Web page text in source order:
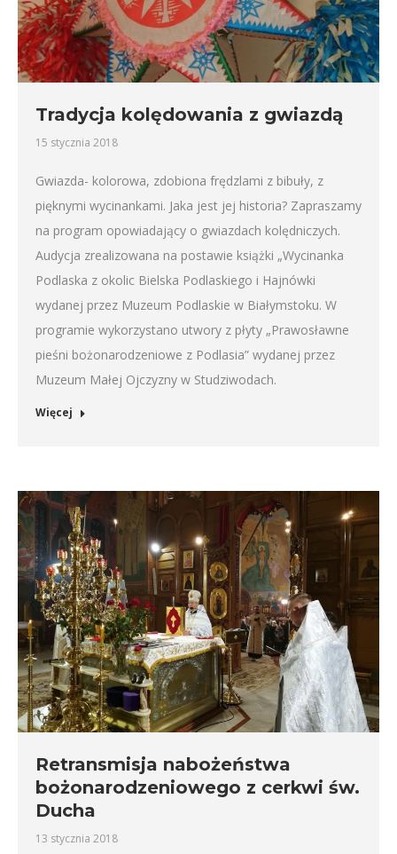
Tradycja kolędowania z gwiazdą
15 stycznia 2018
Gwiazda- kolorowa, zdobiona frędzlami z bibuły, z
pięknymi wycinankami. Jaka jest jej historia? Zapraszamy
na program opowiadający o gwiazdach kolędniczych.
Audycja zrealizowana na postawie książki „Wycinanka
Podlaska z okolic Bielska Podlaskiego i Hajnówki
wydanej przez Muzeum Podlaskie w Białymstoku. W
programie wykorzystano utwory z płyty „Prawosławne
pieśni bożonarodzeniowe z Podlasia” wydanej przez
Muzeum Małej Ojczyzny w Studziwodach.
Więcej
Retransmisja nabożeństwa
bożonarodzeniowego z cerkwi św.
Ducha
13 stycznia 2018